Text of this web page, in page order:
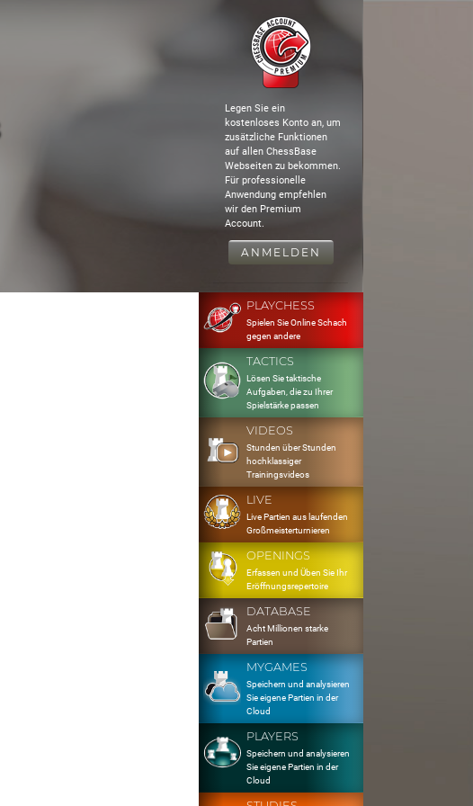
Legen Sie ein
kostenloses Konto an, um
zusätzliche Funktionen
auf allen ChessBase
Webseiten zu bekommen.
Für professionelle
Anwendung empfehlen
wir den Premium
Account.
ANMELDEN
PLAYCHESS
Spielen Sie Online Schach
gegen andere
TACTICS
Lösen Sie taktische
Aufgaben, die zu Ihrer
Spielstärke passen
VIDEOS
Stunden über Stunden
hochklassiger
Trainingsvideos
LIVE
Live Partien aus laufenden
Großmeisterturnieren
OPENINGS
Erfassen und Üben Sie Ihr
Eröffnungsrepertoire
DATABASE
Acht Millionen starke
Partien
MYGAMES
Speichern und analysieren
Sie eigene Partien in der
Cloud
PLAYERS
Speichern und analysieren
Sie eigene Partien in der
Cloud